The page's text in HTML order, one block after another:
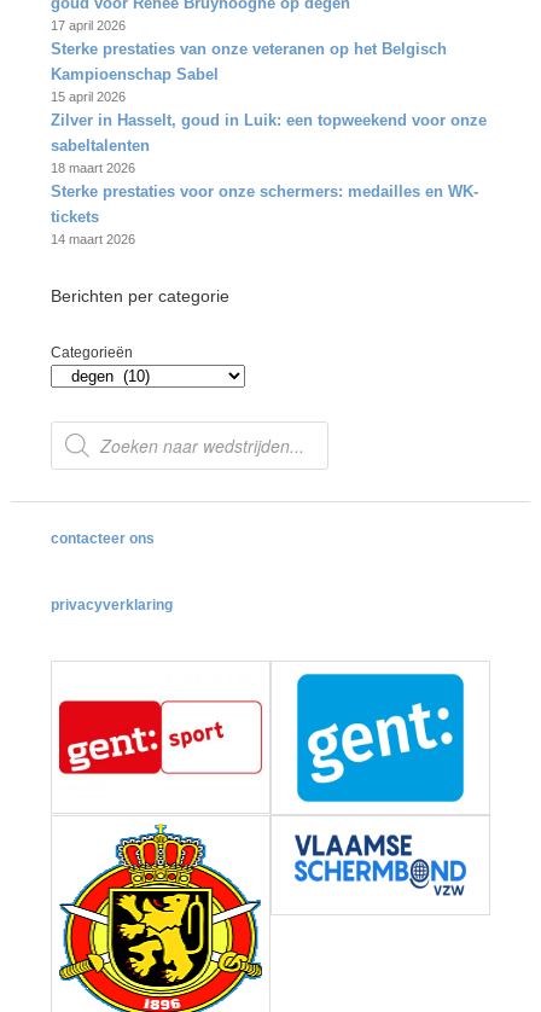
17 april 2026
Sterke prestaties van onze veteranen op het Belgisch
Kampioenschap Sabel
15 april 2026
Zilver in Hasselt, goud in Luik: een topweekend voor onze
sabeltalenten
18 maart 2026
Sterke prestaties voor onze schermers: medailles en WK-
tickets
14 maart 2026
Berichten per categorie
Categorieën
Producten
zoeken
contacteer ons
privacyverklaring